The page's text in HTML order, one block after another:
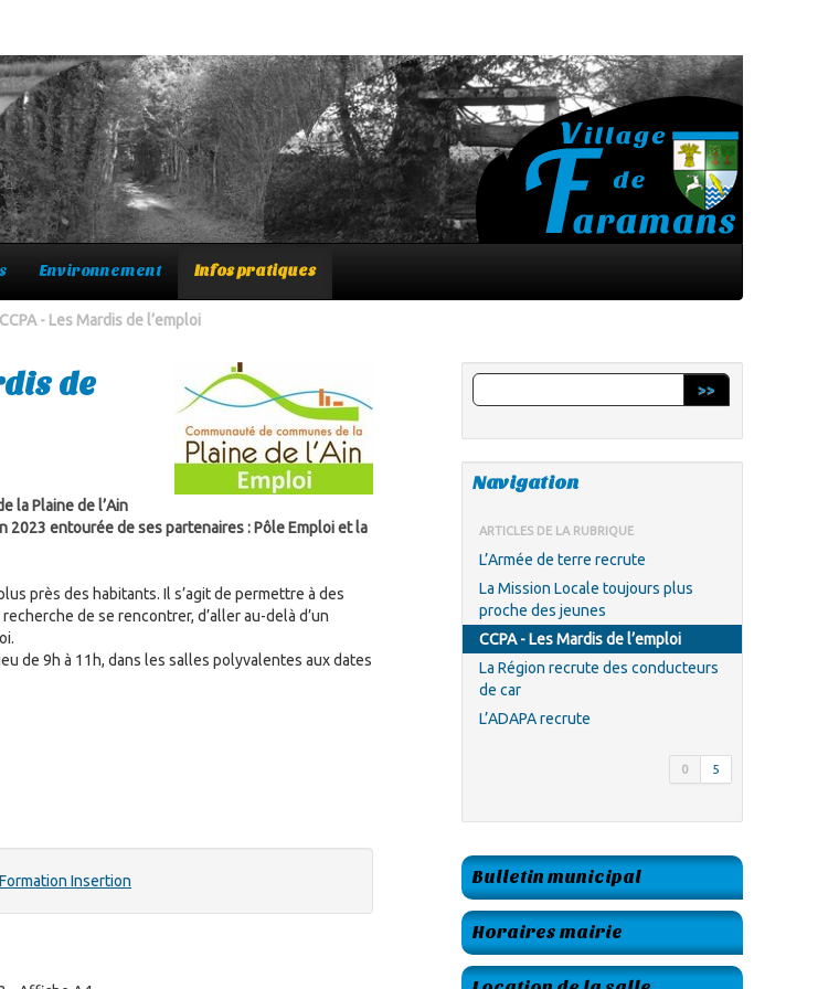
Environnement Infos pratiques
CCPA - Les Mardis de l’emploi
de
la Plaine de l’Ain
2023 entourée de ses partenaires : Pôle Emploi et la
près des habitants. Il s’agit de permettre à des
de se rencontrer, d’aller au-delà d’un
de 9h à 11h, dans les salles polyvalentes aux dates
Insertion
>>
Navigation
ARTICLES DE LA RUBRIQUE
L’Armée de terre recrute
La Mission Locale toujours plus
proche des jeunes
CCPA - Les Mardis de l’emploi
La Région recrute des conducteurs
de car
L’ADAPA recrute
0 5
Bulletin municipal
Horaires mairie